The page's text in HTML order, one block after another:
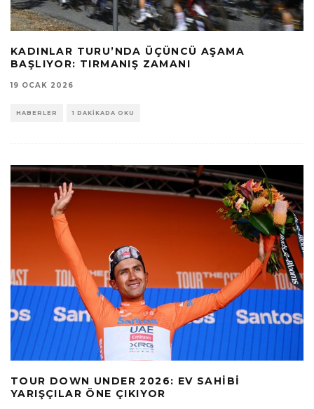
KADINLAR TURU’NDA ÜÇÜNCÜ AŞAMA
BAŞLIYOR: TIRMANIŞ ZAMANI
19 OCAK 2026
HABERLER 1 DAKIKADA OKU
TOUR DOWN UNDER 2026: EV SAHIBI
YARIŞÇILAR ÖNE ÇIKIYOR